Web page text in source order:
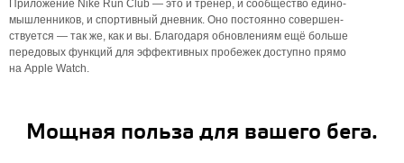
Приложение Nike Run Club — это и тренер, и сообщество едино­
мышленников, и спортивный дневник. Оно постоянно совершен­
ствуется — так же, как и вы. Благодаря обновлениям ещё больше
передовых функций для эффективных пробежек доступно прямо
на Apple Watch.
Мощная польза для вашего бега.